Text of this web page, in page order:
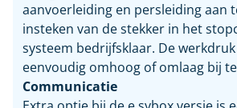
aanvoerleiding en persleiding aan
insteken van de stekker in het
systeem bedrijfsklaar. De
eenvoudig omhoog of omlaag bij
Communicatie